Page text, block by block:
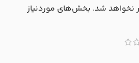
نخواهد شد. بخش‌های موردنیاز